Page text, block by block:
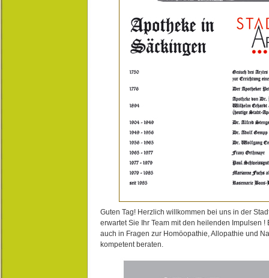
Guten Tag! Herzlich willkommen bei uns in der
erwartet Sie Ihr Team mit den heilenden Impulsen !
auch in Fragen zur Homöopathie, Allopathie und
kompetent beraten.